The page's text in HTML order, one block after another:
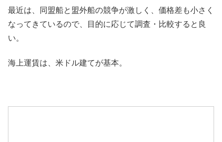
最近は、同盟船と盟外船の競争が激しく、価格差も小さく
なってきているので、目的に応じて調査・比較すると良
い。
海上運賃は、米ドル建てが基本。